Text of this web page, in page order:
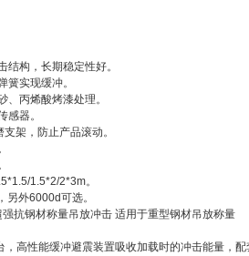
构，长期稳定性好。
实现缓冲。
丙烯酸烤漆处理。
器。
架，防止产品滚动。
1.5*2/2*3m。
外6000d可选。
抗钢材称量吊放冲击 适用于重型钢材吊放称量
，高性能缓冲避震装置吸收加载时的冲击能量，